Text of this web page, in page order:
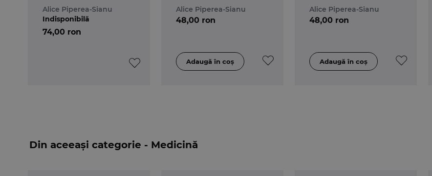
farmacie
Alice Piperea-Sianu
74,00 ron
Indisponibilă
teoretice
Alice Piperea-Sianu
48,00 ron
pesticidelor si
aditivilor, in context
Alice Piperea-Sianu
48,00 ron
Din aceeași categorie - Medicină